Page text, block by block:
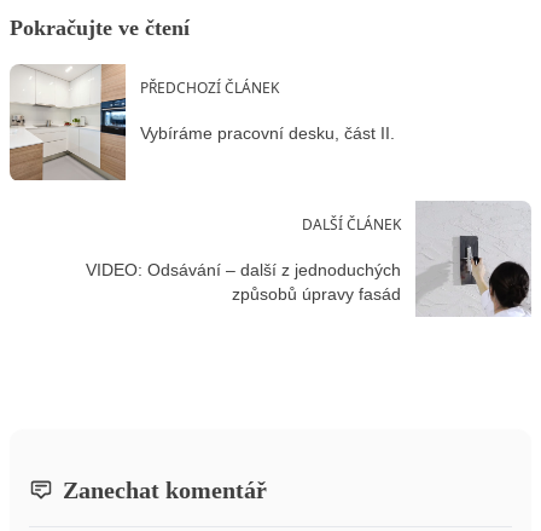
Pokračujte ve čtení
PŘEDCHOZÍ ČLÁNEK
Vybíráme pracovní desku, část II.
DALŠÍ ČLÁNEK
VIDEO: Odsávání – další z jednoduchých
způsobů úpravy fasád
Zanechat komentář